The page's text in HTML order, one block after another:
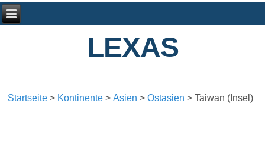
LEXAS
Startseite > Kontinente >Asien >Ostasien >Taiwan (Insel)